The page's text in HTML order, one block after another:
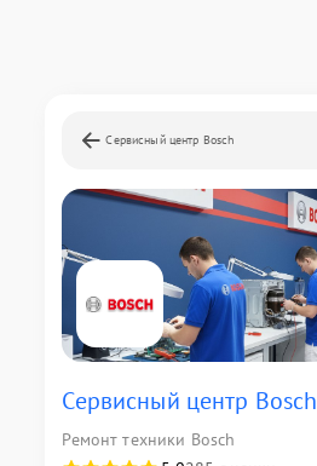
Сервисный центр Bosch
Сервисный центр Bosch
Ремонт техники Bosch